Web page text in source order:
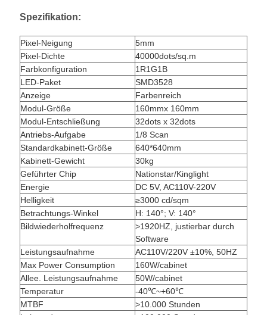
Spezifikation:
Pixel-Neigung
5mm
Pixel-Dichte
40000dots/sq.m
Farbkonfiguration
1R1G1B
LED-Paket
SMD3528
Anzeige
Farbenreich
Modul-Größe
160mmx 160mm
Modul-Entschließung
32dots x 32dots
Antriebs-Aufgabe
1/8 Scan
Standardkabinett-Größe
640*640mm
Kabinett-Gewicht
30kg
Geführter Chip
Nationstar/Kinglight
Energie
DC 5V, AC110V-220V
Helligkeit
≥3000 cd/sqm
Betrachtungs-Winkel
H: 140°; V: 140°
Bildwiederholfrequenz
>1920HZ, justierbar durch
Software
Leistungsaufnahme
AC110V/220V ±10%, 50HZ
Max Power Consumption
160W/cabinet
Allee. Leistungsaufnahme
50W/cabinet
Temperatur
-40℃~+60℃
MTBF
>10.000 Stunden